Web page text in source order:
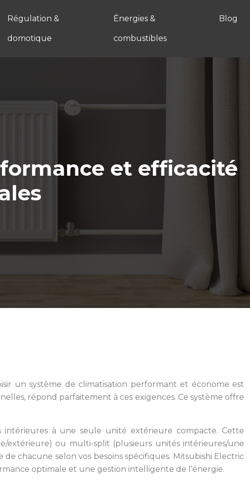
Régulation &
domotique
Énergies &
combustibles
Blog
et efficacité
un système de climatisation performant et économe est
répond parfaitement à ces exigences. Ce système offre
à une seule unité extérieure compacte. Cette
extérieure) ou multi-split (plusieurs unités intérieures/une
chacune selon vos besoins spécifiques. Mitsubishi Electric
optimale et une gestion intelligente de l’énergie.